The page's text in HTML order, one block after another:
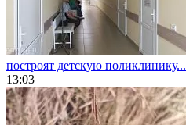
построят детскую поликлинику...
13:03